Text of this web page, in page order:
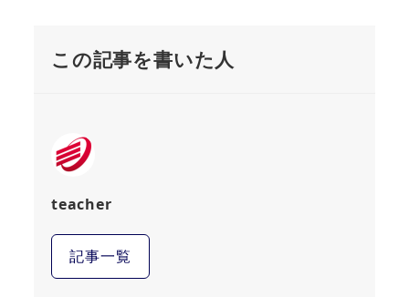
この記事を書いた人
teacher
記事一覧